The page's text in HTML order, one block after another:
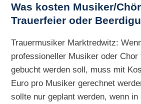
Was kosten Musiker/
Trauerfeier oder
Trauermusiker Marktredwitz:
professioneller Musiker oder
gebucht werden soll, muss mit
Euro pro Musiker gerechnet
sollte nur geplant werden, wenn in